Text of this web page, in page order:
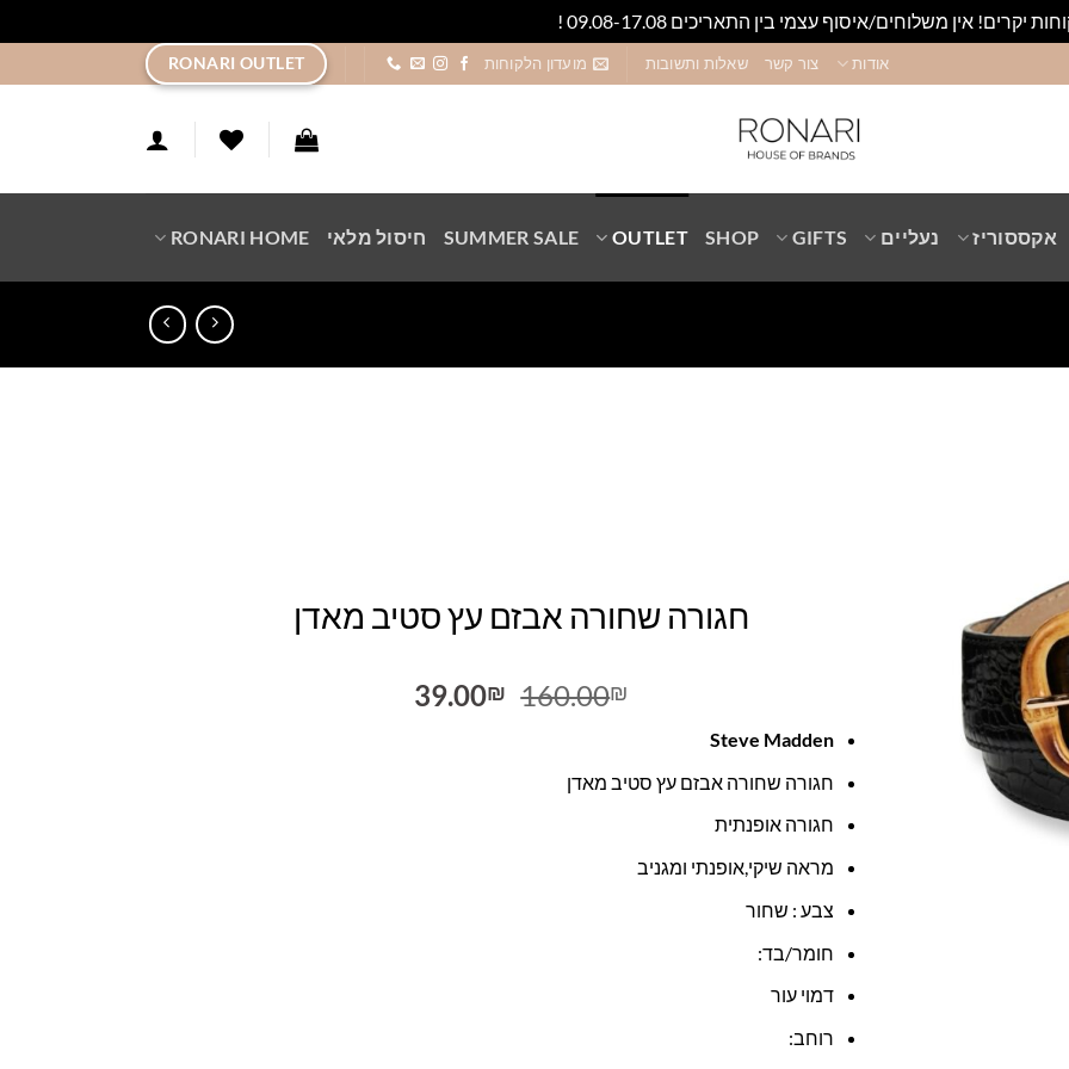
יקרים! אין משלוחים/איסוף עצמי בין התאריכים 09.08-17.08 !
אודות צור קשר שאלות ותשובות מועדון הלקוחות RONARI OUTLET
אקססוריז נעליים GIFTS
SHOP
OUTLET
SUMMER SALE חיסול מלאי RONARI HOME
חגורה שחורה אבזם עץ סטיב מאדן
160.00₪
המחיר
39.00₪
Steve Madden
חגורה שחורה אבזם עץ סטיב מאדן
חגורה אופנתית
מראה שיקי,אופנתי ומגניב
צבע : שחור
חומר/בד:
דמוי עור
רוחב: